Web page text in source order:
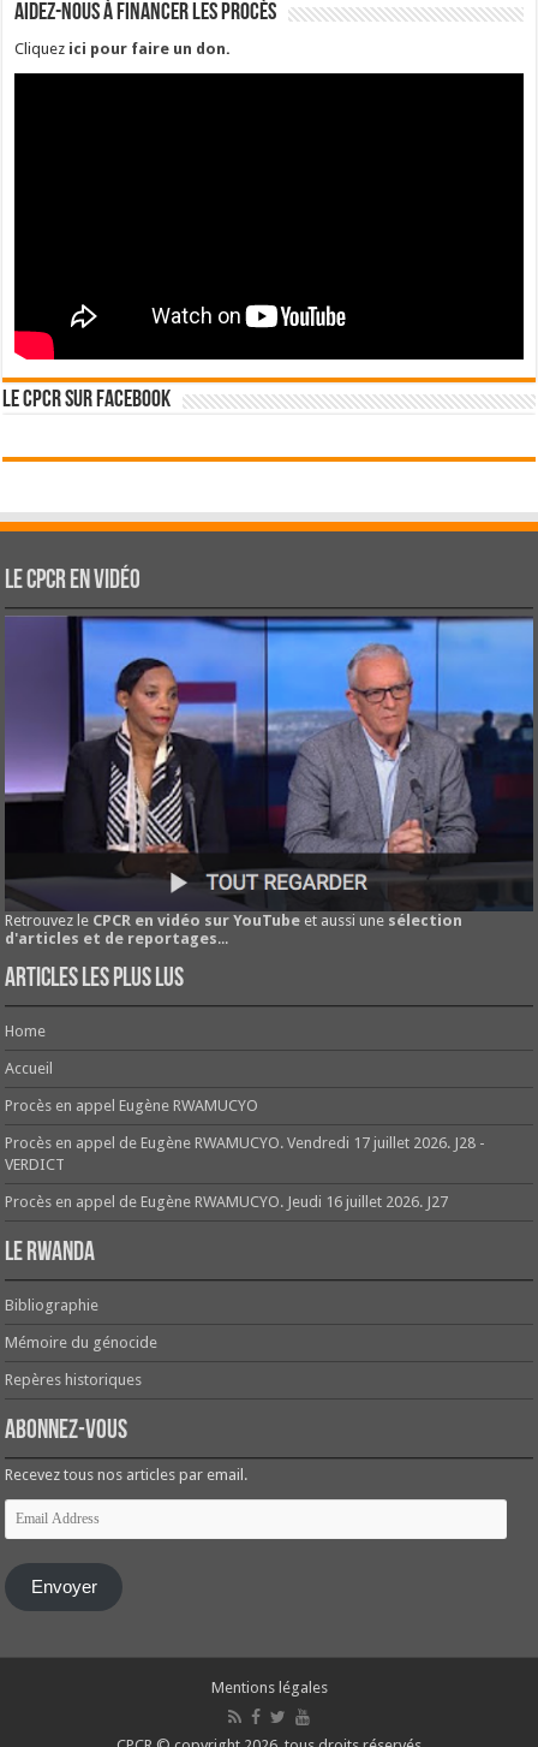
Aidez-nous à financer les procès
Cliquez ici pour faire un don.
Le CPCR sur Facebook
Le CPCR en vidéo
Retrouvez le CPCR en vidéo sur YouTube et aussi une sélection
d'articles et de reportages...
Articles les plus lus
Home
Accueil
Procès en appel Eugène RWAMUCYO
Procès en appel de Eugène RWAMUCYO. Vendredi 17 juillet 2026. J28 -
VERDICT
Procès en appel de Eugène RWAMUCYO. Jeudi 16 juillet 2026. J27
Le Rwanda
Bibliographie
Mémoire du génocide
Repères historiques
Abonnez-vous
Recevez tous nos articles par email.
Email
Address
Envoyer
Mentions légales